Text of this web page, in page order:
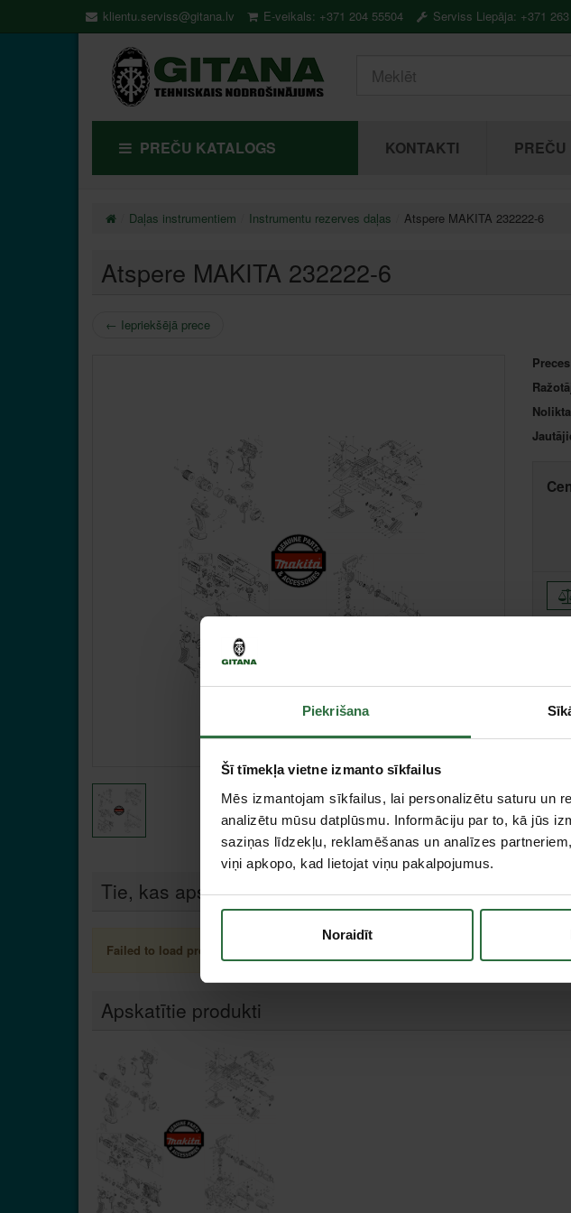
Piekrišana
Šī tīmekļa vietne izmanto sīkfailus
Mēs izmantojam sīkfailus, lai personalizētu saturu un
analizētu mūsu datplūsmu. Informāciju par to, kā jūs
saziņas līdzekļu, reklamēšanas un analīzes
viņi apkopo, kad lietojat viņu pakalpojumus.
Noraidīt
klientu.serviss@gitana.lv E-veikals: +371 204 55504 Serviss Liepāja: +371
PREČU KATALOGS KONTAKTI PREČU
Daļas instrumentiem Instrumentu rezerves daļas Atspere MAKITA 232222-6
Atspere MAKITA 232222-6
← Iepriekšējā prece
Tie, kas apskatīja šo preci, tāpat interesējās par...
Failed to load product list.
Apskatītie produkti